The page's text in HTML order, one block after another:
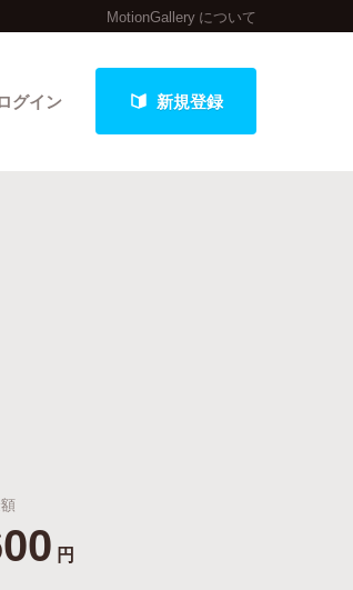
MotionGallery について
ログイン 新規登録
円